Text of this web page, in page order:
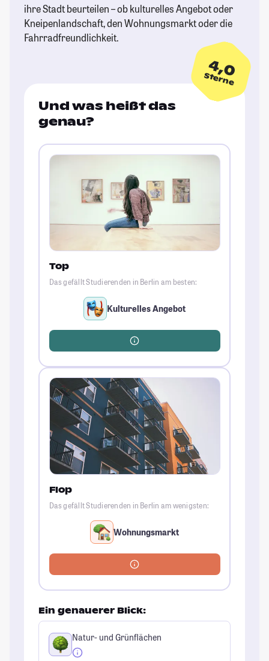
ihre Stadt beurteilen – ob kulturelles Angebot oder
Kneipenlandschaft, den Wohnungsmarkt oder die
Fahrradfreundlichkeit.
4,0
Sterne
Und was heißt das
genau?
Top
Das gefällt Studierenden in Berlin am besten:
Kulturelles Angebot
Flop
Das gefällt Studierenden in Berlin am wenigsten:
Wohnungsmarkt
Ein genauerer Blick:
Natur- und Grünflächen